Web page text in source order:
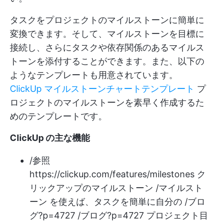
タスクをプロジェクトのマイルストーンに簡単に
変換できます。そして、マイルストーンを目標に
接続し、さらにタスクや依存関係のあるマイルス
トーンを添付することができます。また、以下の
ようなテンプレートも用意されています。
ClickUp マイルストーンチャートテンプレート プ
ロジェクトのマイルストーンを素早く作成するた
めのテンプレートです。
ClickUp の主な機能
/参照
https://clickup.com/features/milestones ク
リックアップのマイルストーン /マイルスト
ーン を使えば、タスクを簡単に自分の /ブロ
グ?p=4727 /ブログ?p=4727 プロジェクト目